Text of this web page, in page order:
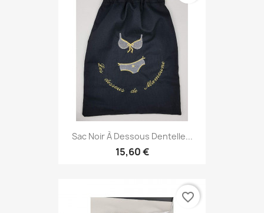
Sac Noir À Dessous Dentelle...
15,60 €
favorite_border